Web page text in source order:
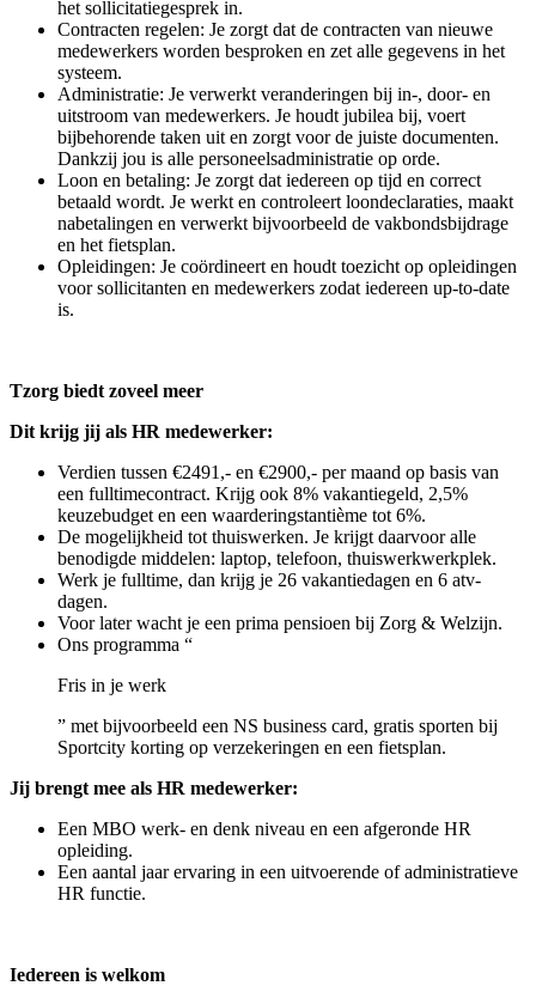
het sollicitatiegesprek in.
Contracten regelen: Je zorgt dat de contracten van nieuwe
medewerkers worden besproken en zet alle gegevens in het
systeem.
Administratie: Je verwerkt veranderingen bij in-, door- en
uitstroom van medewerkers. Je houdt jubilea bij, voert
bijbehorende taken uit en zorgt voor de juiste documenten.
Dankzij jou is alle personeelsadministratie op orde.
Loon en betaling: Je zorgt dat iedereen op tijd en correct
betaald wordt. Je werkt en controleert loondeclaraties, maakt
nabetalingen en verwerkt bijvoorbeeld de vakbondsbijdrage
en het fietsplan.
Opleidingen: Je coördineert en houdt toezicht op opleidingen
voor sollicitanten en medewerkers zodat iedereen up-to-date
is.
Tzorg biedt zoveel meer
Dit krijg jij als HR medewerker:
Verdien tussen €2491,- en €2900,- per maand op basis van
een fulltimecontract. Krijg ook 8% vakantiegeld, 2,5%
keuzebudget en een waarderingstantième tot 6%.
De mogelijkheid tot thuiswerken. Je krijgt daarvoor alle
benodigde middelen: laptop, telefoon, thuiswerkwerkplek.
Werk je fulltime, dan krijg je 26 vakantiedagen en 6 atv-
dagen.
Voor later wacht je een prima pensioen bij Zorg & Welzijn.
Ons programma “
Fris in je werk
” met bijvoorbeeld een NS business card, gratis sporten bij
Sportcity korting op verzekeringen en een fietsplan.
Jij brengt mee als HR medewerker:
Een MBO werk- en denk niveau en een afgeronde HR
opleiding.
Een aantal jaar ervaring in een uitvoerende of administratieve
HR functie.
Iedereen is welkom